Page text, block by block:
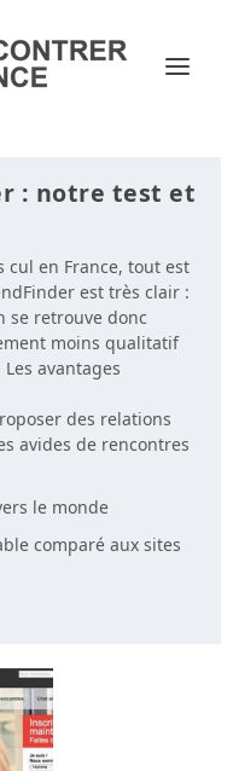
: notre test et
cul en France, tout est
est très clair :
se retrouve donc
moins qualitatif
avantages
des relations
avides de rencontres
le monde
comparé aux sites